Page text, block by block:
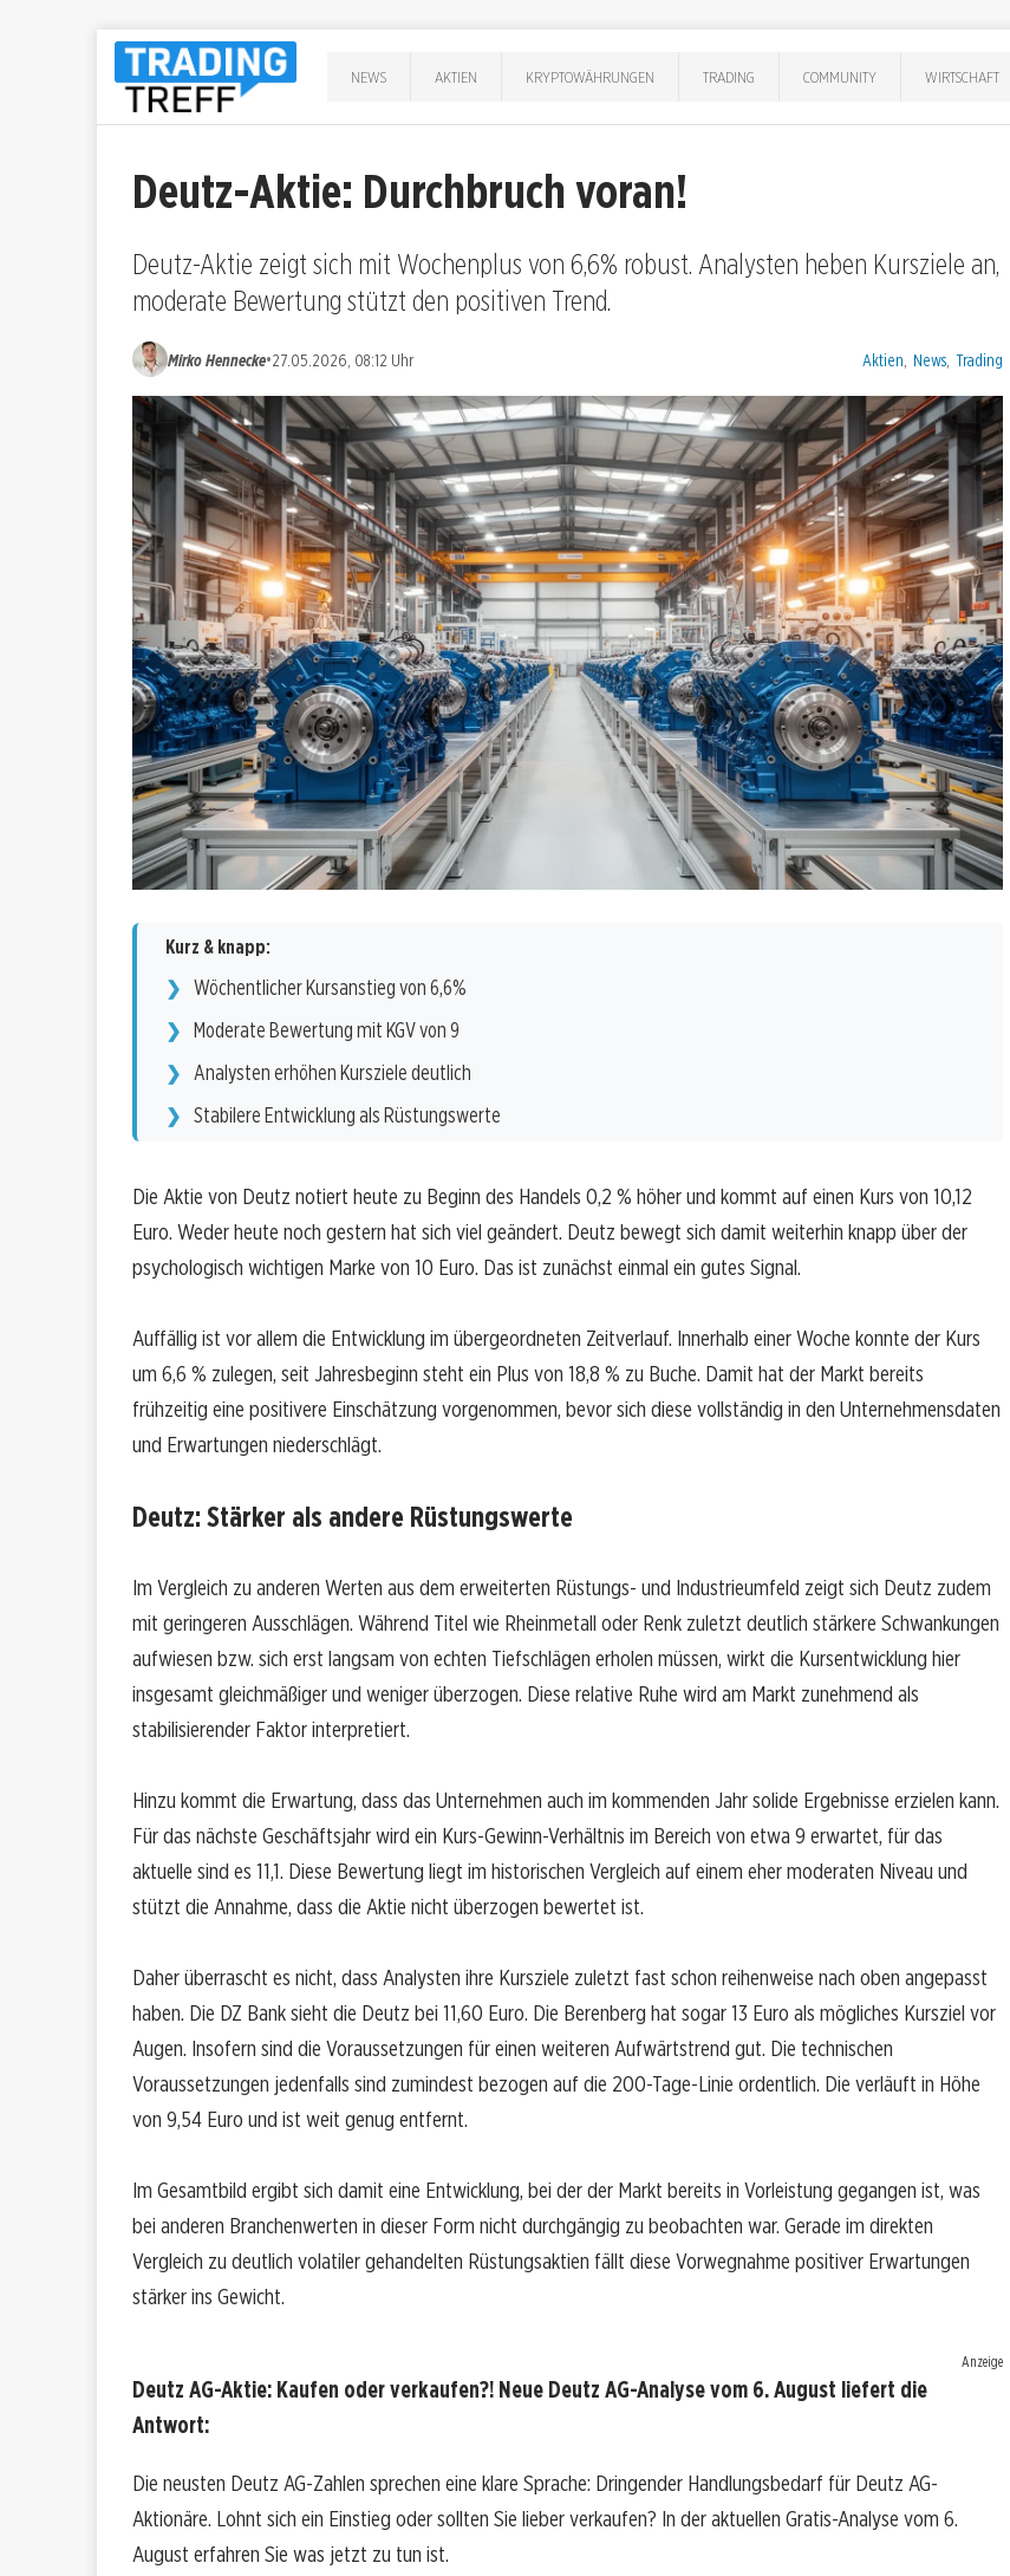
NEWS AKTIEN KRYPTOWÄHRUNGEN TRADING COMMUNITY WIRTSCHAFT
Deutz-Aktie: Durchbruch voran!
Deutz-Aktie zeigt sich mit Wochenplus von 6,6% robust. Analysten heben Kursziele an,
moderate Bewertung stützt den positiven Trend.
Mirko Hennecke•27.05.2026, 08:12 Uhr Kategorien:
Aktien News Trading
Kurz & knapp:
Wöchentlicher Kursanstieg von 6,6%
Moderate Bewertung mit KGV von 9
Analysten erhöhen Kursziele deutlich
Stabilere Entwicklung als Rüstungswerte
Die Aktie von Deutz notiert heute zu Beginn des Handels 0,2 % höher und kommt auf einen Kurs von 10,12
Euro. Weder heute noch gestern hat sich viel geändert. Deutz bewegt sich damit weiterhin knapp über der
psychologisch wichtigen Marke von 10 Euro. Das ist zunächst einmal ein gutes Signal.
Auffällig ist vor allem die Entwicklung im übergeordneten Zeitverlauf. Innerhalb einer Woche konnte der Kurs
um 6,6 % zulegen, seit Jahresbeginn steht ein Plus von 18,8 % zu Buche. Damit hat der Markt bereits
frühzeitig eine positivere Einschätzung vorgenommen, bevor sich diese vollständig in den Unternehmensdaten
und Erwartungen niederschlägt.
Deutz: Stärker als andere Rüstungswerte
Im Vergleich zu anderen Werten aus dem erweiterten Rüstungs- und Industrieumfeld zeigt sich Deutz zudem
mit geringeren Ausschlägen. Während Titel wie Rheinmetall oder Renk zuletzt deutlich stärkere Schwankungen
aufwiesen bzw. sich erst langsam von echten Tiefschlägen erholen müssen, wirkt die Kursentwicklung hier
insgesamt gleichmäßiger und weniger überzogen. Diese relative Ruhe wird am Markt zunehmend als
stabilisierender Faktor interpretiert.
Hinzu kommt die Erwartung, dass das Unternehmen auch im kommenden Jahr solide Ergebnisse erzielen kann.
Für das nächste Geschäftsjahr wird ein Kurs-Gewinn-Verhältnis im Bereich von etwa 9 erwartet, für das
aktuelle sind es 11,1. Diese Bewertung liegt im historischen Vergleich auf einem eher moderaten Niveau und
stützt die Annahme, dass die Aktie nicht überzogen bewertet ist.
Daher überrascht es nicht, dass Analysten ihre Kursziele zuletzt fast schon reihenweise nach oben angepasst
haben. Die DZ Bank sieht die Deutz bei 11,60 Euro. Die Berenberg hat sogar 13 Euro als mögliches Kursziel vor
Augen. Insofern sind die Voraussetzungen für einen weiteren Aufwärtstrend gut. Die technischen
Voraussetzungen jedenfalls sind zumindest bezogen auf die 200-Tage-Linie ordentlich. Die verläuft in Höhe
von 9,54 Euro und ist weit genug entfernt.
Im Gesamtbild ergibt sich damit eine Entwicklung, bei der der Markt bereits in Vorleistung gegangen ist, was
bei anderen Branchenwerten in dieser Form nicht durchgängig zu beobachten war. Gerade im direkten
Vergleich zu deutlich volatiler gehandelten Rüstungsaktien fällt diese Vorwegnahme positiver Erwartungen
stärker ins Gewicht.
Anzeige
Deutz AG-Aktie: Kaufen oder verkaufen?! Neue Deutz AG-Analyse vom 6. August liefert die
Antwort:
Die neusten Deutz AG-Zahlen sprechen eine klare Sprache: Dringender Handlungsbedarf für Deutz AG-
Aktionäre. Lohnt sich ein Einstieg oder sollten Sie lieber verkaufen? In der aktuellen Gratis-Analyse vom 6.
August erfahren Sie was jetzt zu tun ist.